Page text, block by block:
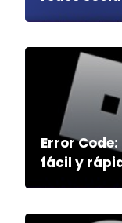
Error
fácil y